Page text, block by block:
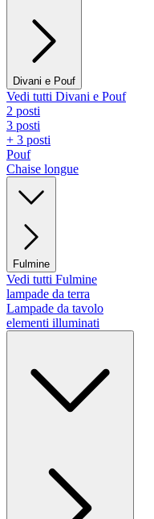
Divani e Pouf
Vedi tutti Divani e Pouf
2 posti
3 posti
+ 3 posti
Pouf
Chaise longue
Fulmine
Vedi tutti Fulmine
lampade da terra
Lampade da tavolo
elementi illuminati